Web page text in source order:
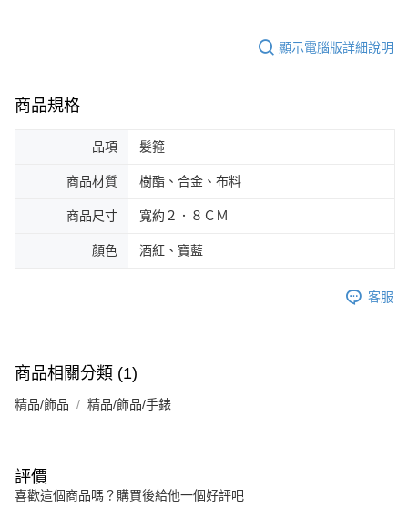
顯示電腦版詳細說明
商品規格
品項 髮箍
商品材質 樹酯、合金、布料
商品尺寸 寬約２．８ＣＭ
顏色 酒紅、寶藍
客服
商品相關分類 (1)
精品/飾品 精品/飾品/手錶
評價
喜歡這個商品嗎？購買後給他一個好評吧